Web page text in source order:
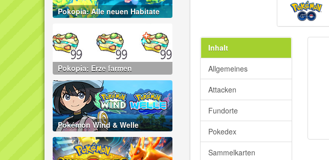
Pokopia: Alle neuen Habitate
Pokopia: Erze farmen
Pokémon Wind & Welle
Inhalt
Allgemeines
Attacken
Fundorte
Pokedex
Sammelkarten